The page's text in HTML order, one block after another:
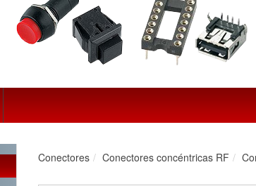
Conectores Conectores concéntricas RF